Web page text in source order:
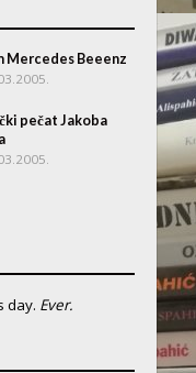
Mercedes Beeenz
pečat Jakoba
day. Ever.